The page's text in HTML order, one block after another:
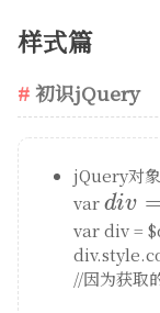
样式篇
初识jQuery
jQuery对
vardiv
=
div
var div =
//因为获取